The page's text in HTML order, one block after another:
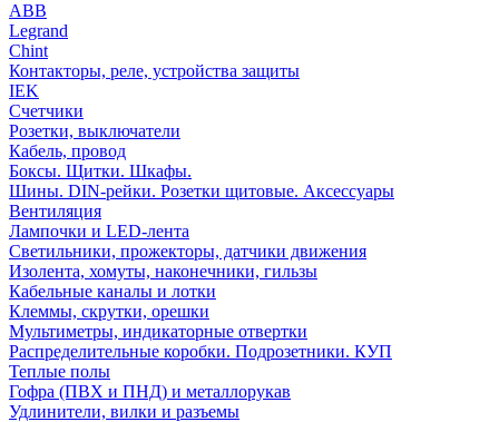
АВВ
Legrand
Chint
Контакторы, реле, устройства защиты
IEK
Счетчики
Розетки, выключатели
Кабель, провод
Боксы. Щитки. Шкафы.
Шины. DIN-рейки. Розетки щитовые. Аксессуары
Вентиляция
Лампочки и LED-лента
Светильники, прожекторы, датчики движения
Изолента, хомуты, наконечники, гильзы
Кабельные каналы и лотки
Клеммы, скрутки, орешки
Мультиметры, индикаторные отвертки
Распределительные коробки. Подрозетники. КУП
Теплые полы
Гофра (ПВХ и ПНД) и металлорукав
Удлинители, вилки и разъемы